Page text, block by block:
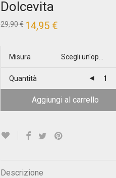
Dolcevita
29,90€ Il
prezzo
14,95 €
Misura
Quantità
Aggiungi al carrello
Descrizione